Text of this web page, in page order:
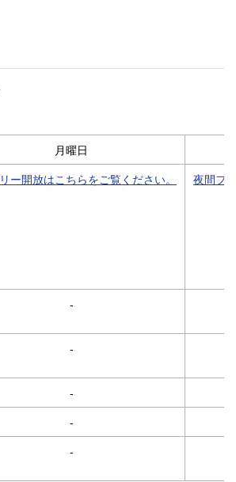
月曜日
ー開放はこちらをご覧ください。 夜間フ
-
-
-
-
-